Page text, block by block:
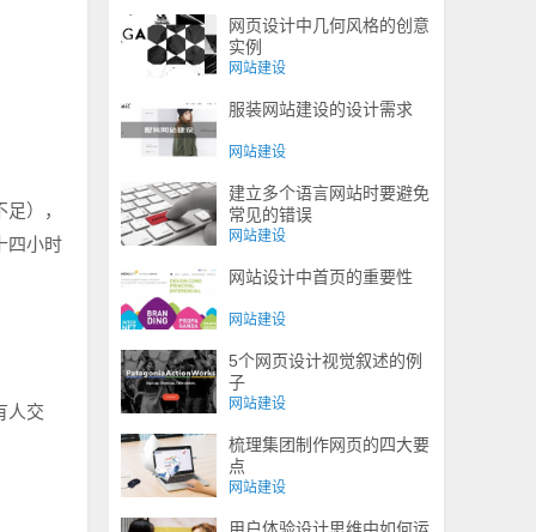
），
四小时
人交
网页设计中几何风格的创意
实例
网站建设
服装网站建设的设计需求
网站建设
建立多个语言网站时要避免
常见的错误
网站建设
网站设计中首页的重要性
网站建设
5个网页设计视觉叙述的例
子
网站建设
梳理集团制作网页的四大要
点
网站建设